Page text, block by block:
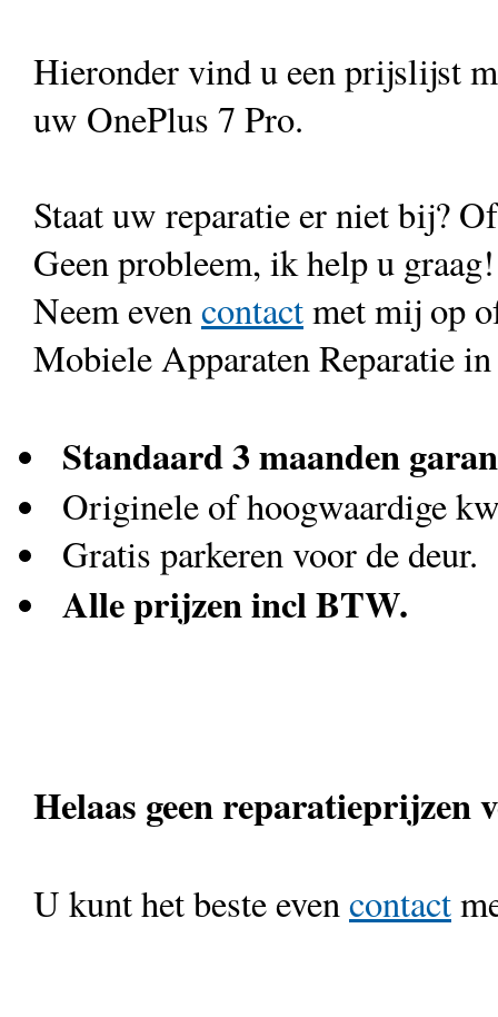
Hieronder vind u een prijslijst
uw OnePlus 7 Pro.
Staat uw reparatie er niet bij?
Geen probleem, ik help u graag!
Neem evencontactmet mij op
Mobiele Apparaten Reparatie
Standaard 3 maanden
Originele of hoogwaardige
Gratis parkeren voor de deur.
Alle prijzen incl BTW.
Helaas geen reparatieprijzen
U kunt het beste evencontact